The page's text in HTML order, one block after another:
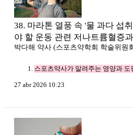
38. 마라톤 열풍 속 '물 과다 섭
야 할 운동 관련 저나트륨혈증
박다해 약사 (스포츠약학회 학술위원
스포츠약사가 알려주는 영양과 도
27 abr 2026 10:23